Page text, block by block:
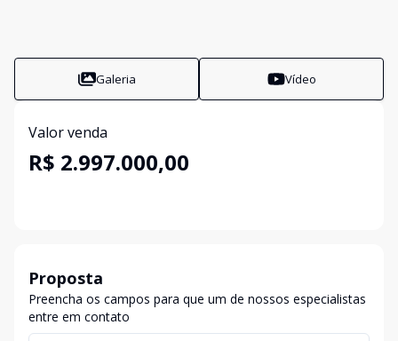
Galeria Vídeo
Valor venda
R$ 2.997.000,00
Proposta
Preencha os campos para que um de nossos especialistas
entre em contato